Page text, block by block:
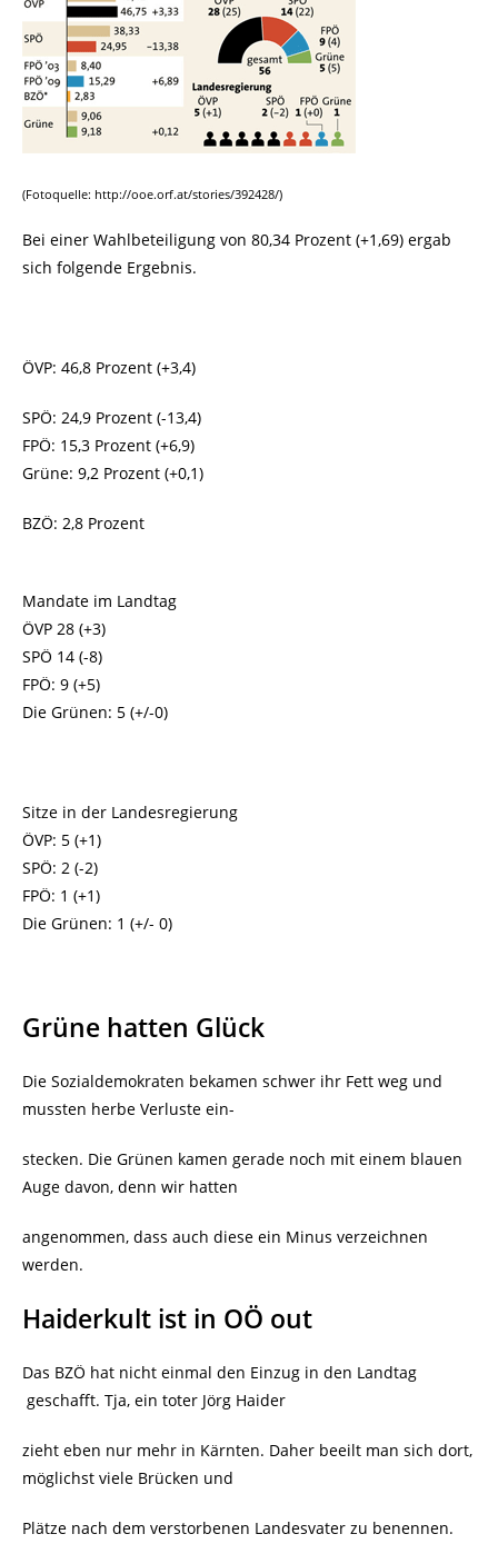
(Fotoquelle: http://ooe.orf.at/stories/392428/)
Bei einer Wahlbeteiligung von 80,34 Prozent (+1,69) ergab
sich folgende Ergebnis.
ÖVP: 46,8 Prozent (+3,4)
SPÖ: 24,9 Prozent (-13,4)
FPÖ: 15,3 Prozent (+6,9)
Grüne: 9,2 Prozent (+0,1)
BZÖ: 2,8 Prozent
Mandate im Landtag
ÖVP 28 (+3)
SPÖ 14 (-8)
FPÖ: 9 (+5)
Die Grünen: 5 (+/-0)
Sitze in der Landesregierung
ÖVP: 5 (+1)
SPÖ: 2 (-2)
FPÖ: 1 (+1)
Die Grünen: 1 (+/- 0)
Grüne hatten Glück
Die Sozialdemokraten bekamen schwer ihr Fett weg und
mussten herbe Verluste ein-
stecken. Die Grünen kamen gerade noch mit einem blauen
Auge davon, denn wir hatten
angenommen, dass auch diese ein Minus verzeichnen
werden.
Haiderkult ist in OÖ out
Das BZÖ hat nicht einmal den Einzug in den Landtag
geschafft. Tja, ein toter Jörg Haider
zieht eben nur mehr in Kärnten. Daher beeilt man sich dort,
möglichst viele Brücken und
Plätze nach dem verstorbenen Landesvater zu benennen.